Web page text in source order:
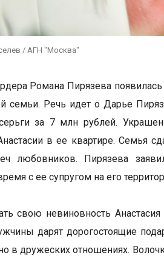
/ АГН "Москва"
Романа Пирязева
семьи. Речь идет о Дарье
за 7 млн рублей.
в ее квартире. Семья
любовников. Пирязева
с ее супругом на его
свою невиновность
дарят дорогостоящие
в дружеских отношениях.